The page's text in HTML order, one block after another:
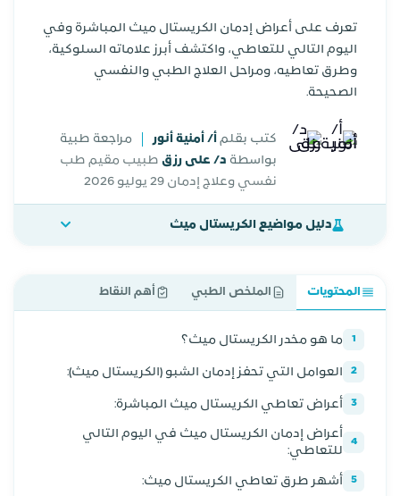
تعرف على أعراض إدمان الكريستال ميث المباشرة وفي
اليوم التالي للتعاطي، واكتشف أبرز علاماته السلوكية،
وطرق تعاطيه، ومراحل العلاج الطبي والنفسي
الصحيحة.
كتب بقلم أ/ أمنية أنور
مراجعة طبية
بواسطة د/ على رزق طبيب مقيم طب
نفسي وعلاج إدمان 29 يوليو 2026
دليل مواضيع الكريستال ميث
المحتويات الملخص الطبي أهم النقاط
1 ما هو مخدر الكريستال ميث؟
2 العوامل التي تحفز إدمان الشبو (الكريستال ميث):
3 أعراض تعاطي الكريستال ميث المباشرة:
4
أعراض إدمان الكريستال ميث في اليوم التالي
للتعاطي:
5 أشهر طرق تعاطي الكريستال ميث: